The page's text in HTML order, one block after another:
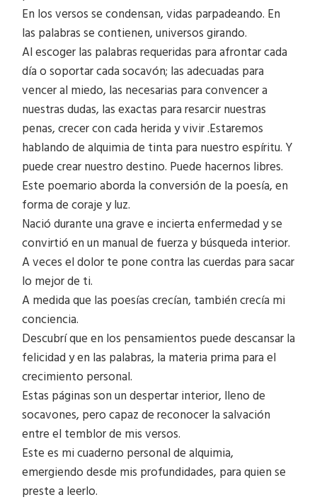
En los versos se condensan, vidas parpadeando. En
las palabras se contienen, universos girando.
Al escoger las palabras requeridas para afrontar cada
día o soportar cada socavón; las adecuadas para
vencer al miedo, las necesarias para convencer a
nuestras dudas, las exactas para resarcir nuestras
penas, crecer con cada herida y vivir .Estaremos
hablando de alquimia de tinta para nuestro espíritu. Y
puede crear nuestro destino. Puede hacernos libres.
Este poemario aborda la conversión de la poesía, en
forma de coraje y luz.
Nació durante una grave e incierta enfermedad y se
convirtió en un manual de fuerza y búsqueda interior.
A veces el dolor te pone contra las cuerdas para sacar
lo mejor de ti.
A medida que las poesías crecían, también crecía mi
conciencia.
Descubrí que en los pensamientos puede descansar la
felicidad y en las palabras, la materia prima para el
crecimiento personal.
Estas páginas son un despertar interior, lleno de
socavones, pero capaz de reconocer la salvación
entre el temblor de mis versos.
Este es mi cuaderno personal de alquimia,
emergiendo desde mis profundidades, para quien se
preste a leerlo.